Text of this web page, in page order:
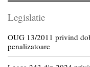
Legislatie
OUG 13/2011 privind
penalizatoare